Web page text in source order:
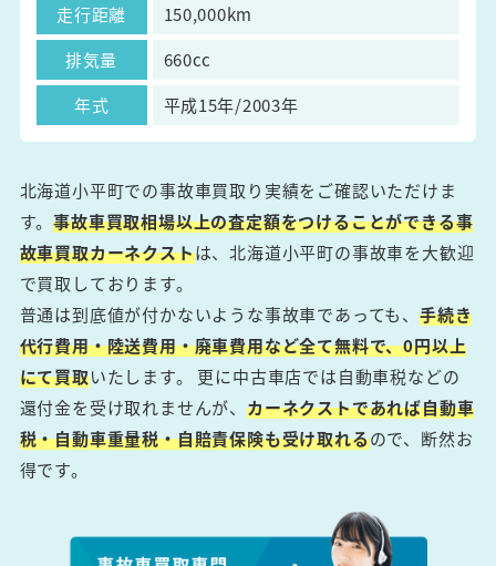
走行距離
150,000km
排気量
660cc
年式
平成15年/2003年
北海道小平町での事故車買取り実績をご確認いただけま
す。事故車買取相場以上の査定額をつけることができる事
故車買取カーネクストは、北海道小平町の事故車を大歓迎
で買取しております。
普通は到底値が付かないような事故車であっても、手続き
代行費用・陸送費用・廃車費用など全て無料で、0円以上
にて買取いたします。 更に中古車店では自動車税などの
還付金を受け取れませんが、カーネクストであれば自動車
税・自動車重量税・自賠責保険も受け取れるので、断然お
得です。